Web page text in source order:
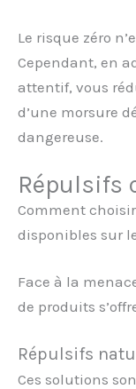
Le risque zéro
Cependant, en
attentif, vous
d’une morsure
dangereuse.
Répulsifs
Comment
disponibles sur
Face à la
de produits
Répulsifs
Ces solutions